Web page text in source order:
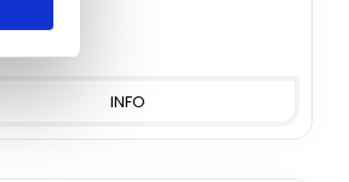
INFO